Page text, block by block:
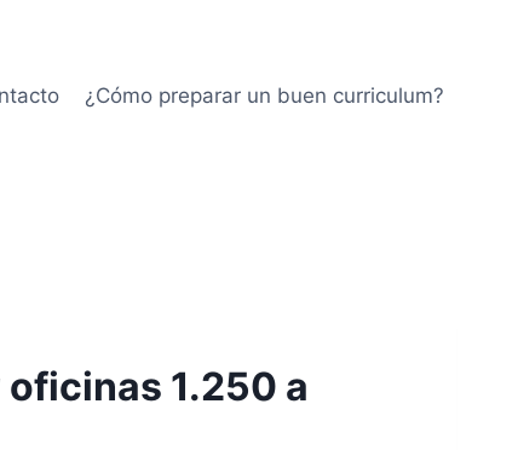
¿Cómo preparar un buen curriculum?
1.250 a